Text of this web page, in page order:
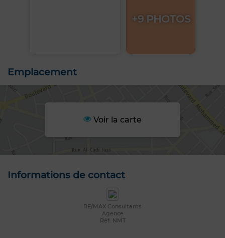
+9 PHOTOS
Emplacement
Voir la carte
Informations de contact
RE/MAX Consultants
Agence
Réf: NMT